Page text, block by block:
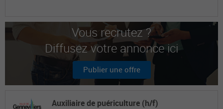
Vous recrutez ?
Diffusez votre annonce ici
Publier une offre
Auxiliaire de puériculture (h/f)